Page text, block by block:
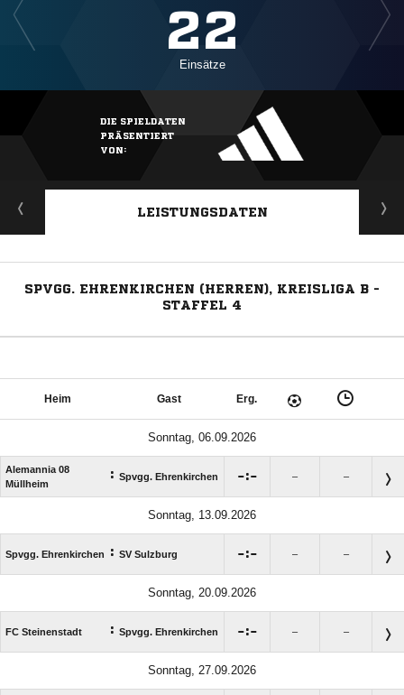
22
Einsätze
DIE SPIELDATEN
PRÄSENTIERT
VON:
LEISTUNGSDATEN
SPVGG. EHRENKIRCHEN (HERREN), KREISLIGA B -
STAFFEL 4
Heim Gast Erg.
Sonntag, 06.09.2026
Alemannia 08
Müllheim
: Spvgg. Ehrenkirchen : – –
Sonntag, 13.09.2026
Spvgg. Ehrenkirchen : SV Sulzburg : – –
Sonntag, 20.09.2026
FC Steinenstadt : Spvgg. Ehrenkirchen : – –
Sonntag, 27.09.2026